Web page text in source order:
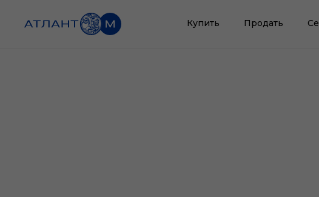
Купить Продать